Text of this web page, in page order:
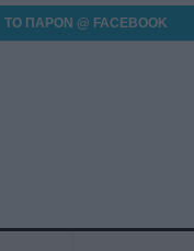
ΤΟ ΠΑΡΟΝ @ FACEBOOK